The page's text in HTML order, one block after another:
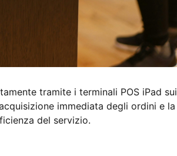
tramite i terminali POS iPad
immediata degli ordini e la
del servizio.